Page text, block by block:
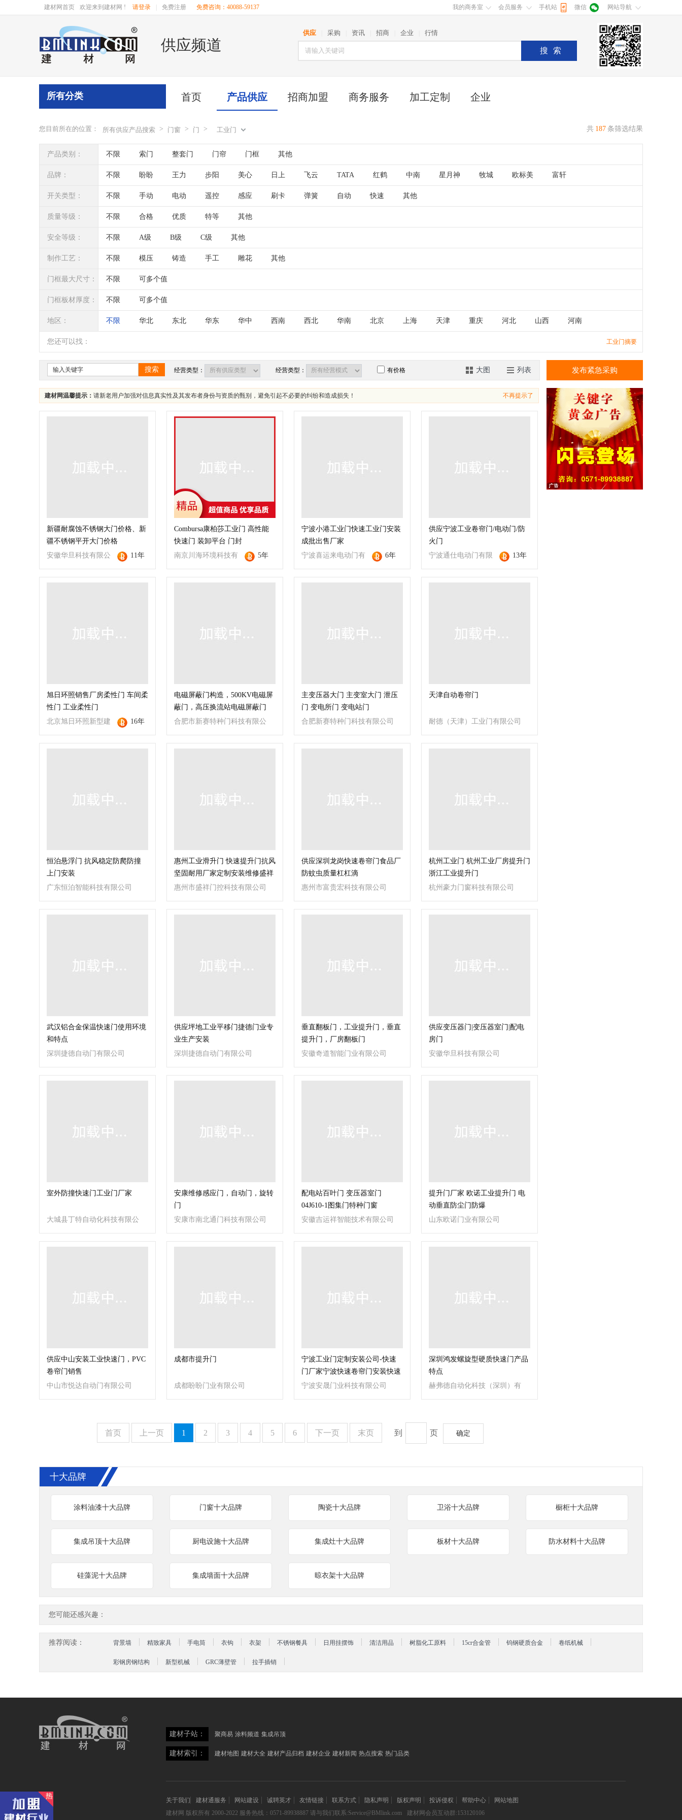
建材网首页 欢迎来到建材网 ! 请登录 免费注册 免费咨询：40088-59137 我的商务室 会员服务 手机站 微信 网站导航
供应频道
供应 采购 资讯 招商 企业 行情
搜索
首页 产品供应 招商加盟 商务服务 加工定制 企业
所有分类
您目前所在的位置： 所有供应产品搜索 > 门窗 > 门 > 工业门 共 187 条筛选结果
产品类别： 不限 索门 整套门 门帘 门框 其他
品牌： 不限 盼盼 王力 步阳 美心 日上 飞云 TATA 红鹤 中南 星月神 牧城 欧标美 富轩
昂尊 卡诺 罗兰德式 金大田 兄弟木门 博森特彩窗 晟邦
开关类型： 不限 手动 电动 遥控 感应 刷卡 弹簧 自动 快速 其他
质量等级： 不限 合格 优质 特等 其他
安全等级： 不限 A级 B级 C级 其他
制作工艺： 不限 模压 铸造 手工 雕花 其他
门框最大尺寸： 不限 可多个值
门框板材厚度： 不限 可多个值
地区： 不限 华北 东北 华东 华中 西南 西北 华南 北京 上海 天津 重庆 河北 山西 河南
四川 海南 贵州 云南 西藏 陕西 甘肃 青海 宁夏 新疆 台湾 香港 澳门
您还可以找： 工业门摘要
搜索 经营类型： 经营类型： 有价格 大图 列表
建材网温馨提示： 请新老用户加强对信息真实性及其发布者身份与资质的甄别，避免引起不必要的纠纷和造成损失！ 不再提示了
新疆耐腐蚀不锈钢大门价格、新
疆不锈钢平开大门价格
安徽华旦科技有限公
司
11年
Combursa康柏莎工业门 高性能
快速门 装卸平台 门封
南京川海环境科技有
限公司
5年
宁波小港工业门快速工业门安装
成批出售厂家
宁波喜运来电动门有
限公司
6年
供应宁波工业卷帘门/电动门/防
火门
宁波通仕电动门有限
公司
13年
旭日环照销售厂房柔性门 车间柔
性门 工业柔性门
北京旭日环照新型建
材有限公司
16年
电磁屏蔽门构造，500KV电磁屏
蔽门，高压换流站电磁屏蔽门
合肥市新赛特种门科技有限公
司
主变压器大门 主变室大门 泄压
门 变电所门 变电站门
合肥新赛特种门科技有限公司
天津自动卷帘门
耐德（天津）工业门有限公司
恒泊悬浮门 抗风稳定防爬防撞
上门安装
广东恒泊智能科技有限公司
惠州工业滑升门 快速提升门抗风
坚固耐用厂家定制安装维修盛祥
惠州市盛祥门控科技有限公司
供应深圳龙岗快速卷帘门食品厂
防蚊虫质量杠杠滴
惠州市富贵宏科技有限公司
杭州工业门 杭州工业厂房提升门
浙江工业提升门
杭州豪力门窗科技有限公司
武汉铝合金保温快速门使用环境
和特点
深圳捷德自动门有限公司
供应坪地工业平移门捷德门业专
业生产安装
深圳捷德自动门有限公司
垂直翻板门，工业提升门，垂直
提升门，厂房翻板门
安徽奇道智能门业有限公司
供应变压器门|变压器室门|配电
房门
安徽华旦科技有限公司
室外防撞快速门工业门厂家
大城县丁特自动化科技有限公
司
安康维修感应门，自动门，旋转
门
安康市南北通门科技有限公司
配电站百叶门 变压器室门
04J610-1图集门特种门窗
安徽吉运祥智能技术有限公司
提升门厂家 欧诺工业提升门 电
动垂直防尘门防爆
山东欧诺门业有限公司
供应中山安装工业快速门，PVC
卷帘门销售
中山市悦达自动门有限公司
成都市提升门
成都盼盼门业有限公司
宁波工业门定制安装公司-快速
门厂家宁波快速卷帘门安装快速
门厂
宁波安晟门业科技有限公司
深圳鸿发螺旋型硬质快速门产品
特点
赫弗德自动化科技（深圳）有
限公司
首页 上一页 1 2 3 4 5 6 下一页 末页 到 页 确定
发布紧急采购
十大品牌
涂料油漆十大品牌 门窗十大品牌 陶瓷十大品牌 卫浴十大品牌 橱柜十大品牌
集成吊顶十大品牌 厨电设施十大品牌 集成灶十大品牌 板材十大品牌 防水材料十大品牌
硅藻泥十大品牌 集成墙面十大品牌 晾衣架十大品牌
您可能还感兴趣：
推荐阅读： 背景墙 精致家具 手电筒 衣钩 衣架 不锈钢餐具 日用挂摆饰 清洁用品 树脂化工原料 15cr合金管 钨钢硬质合金 卷纸机械
彩钢房钢结构 新型机械 GRC薄壁管 拉手插销
建材子站： 聚商易 涂料频道 集成吊顶
建材索引： 建材地图 建材大全 建材产品归档 建材企业 建材新闻 热点搜索 热门品类
关于我们 建材通服务 网站建设 诚聘英才 友情链接 联系方式 隐私声明 版权声明 投诉侵权 帮助中心
网站地图
建材网 版权所有 2000-2022 服务热线：0571-89938887 请与我们联系:Service@BMlink.com 建材网会员互动群:153120106